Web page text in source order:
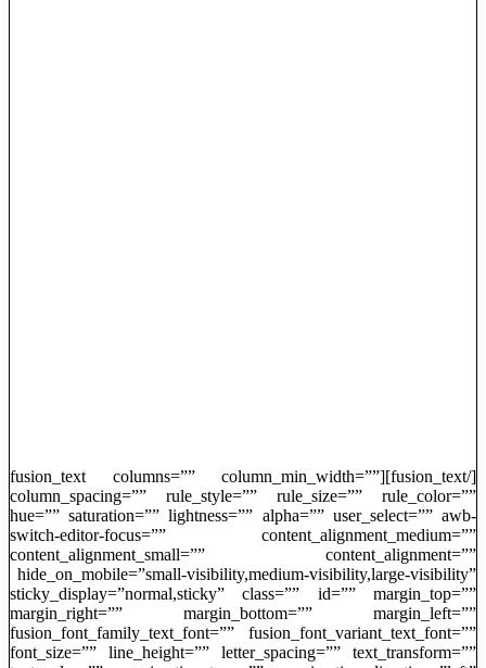
[/fusion_text][fusion_text columns=”” column_min_width=””
column_spacing=”” rule_style=”” rule_size=”” rule_color=””
hue=”” saturation=”” lightness=”” alpha=”” user_select=”” awb-
switch-editor-focus=”” content_alignment_medium=””
content_alignment_small=”” content_alignment=””
hide_on_mobile=”small-visibility,medium-visibility,large-visibility”
sticky_display=”normal,sticky” class=”” id=”” margin_top=””
margin_right=”” margin_bottom=”” margin_left=””
fusion_font_family_text_font=”” fusion_font_variant_text_font=””
font_size=”” line_height=”” letter_spacing=”” text_transform=””